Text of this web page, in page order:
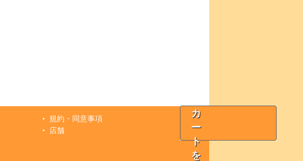
カ
ー
ト
を
規約・同意事項
店舗